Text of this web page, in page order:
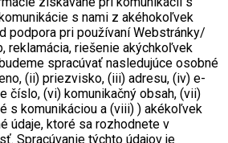
s nami z akéhokoľvek
podpora pri používaní Webstránky/
reklamácia, riešenie akýchkoľvek
spracúvať nasledujúce osobné
(ii) priezvisko, (iii) adresu, (iv) e-
číslo, (vi) komunikačný obsah, (vii)
s komunikáciou a (viii) ) akékoľvek
údaje, ktoré sa rozhodnete v
Spracúvanie týchto údajov je